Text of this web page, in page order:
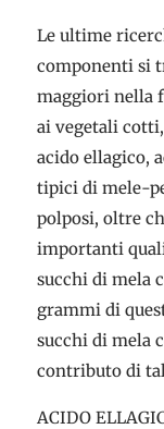
Le ultime
componenti si
maggiori nella
ai vegetali
acido ellagico,
tipici di mele-
polposi, oltre
importanti
succhi di mela
grammi di
succhi di mela
contributo di
ACIDO